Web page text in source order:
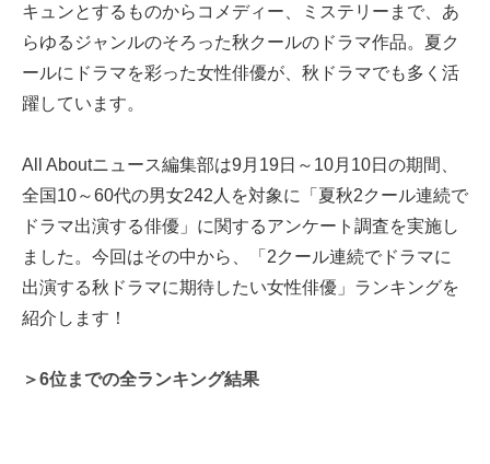
キュンとするものからコメディー、ミステリーまで、あ
らゆるジャンルのそろった秋クールのドラマ作品。夏ク
ールにドラマを彩った女性俳優が、秋ドラマでも多く活
躍しています。
All Aboutニュース編集部は9月19日～10月10日の期間、
全国10～60代の男女242人を対象に「夏秋2クール連続で
ドラマ出演する俳優」に関するアンケート調査を実施し
ました。今回はその中から、「2クール連続でドラマに
出演する秋ドラマに期待したい女性俳優」ランキングを
紹介します！
＞6位までの全ランキング結果